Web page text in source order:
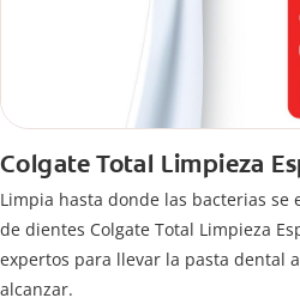
Colgate Total Limpieza
Limpia hasta donde las bacterias se
de dientes Colgate Total Limpieza
expertos para llevar la pasta dental
alcanzar.